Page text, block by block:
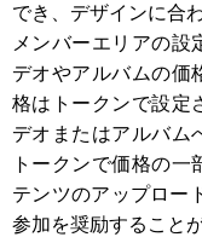
でき、デザインに合
メンバーエリアの設
デオやアルバムの価
格はトークンで設定
デオまたはアルバム
トークンで価格の
テンツのアップロー
参加を奨励すること